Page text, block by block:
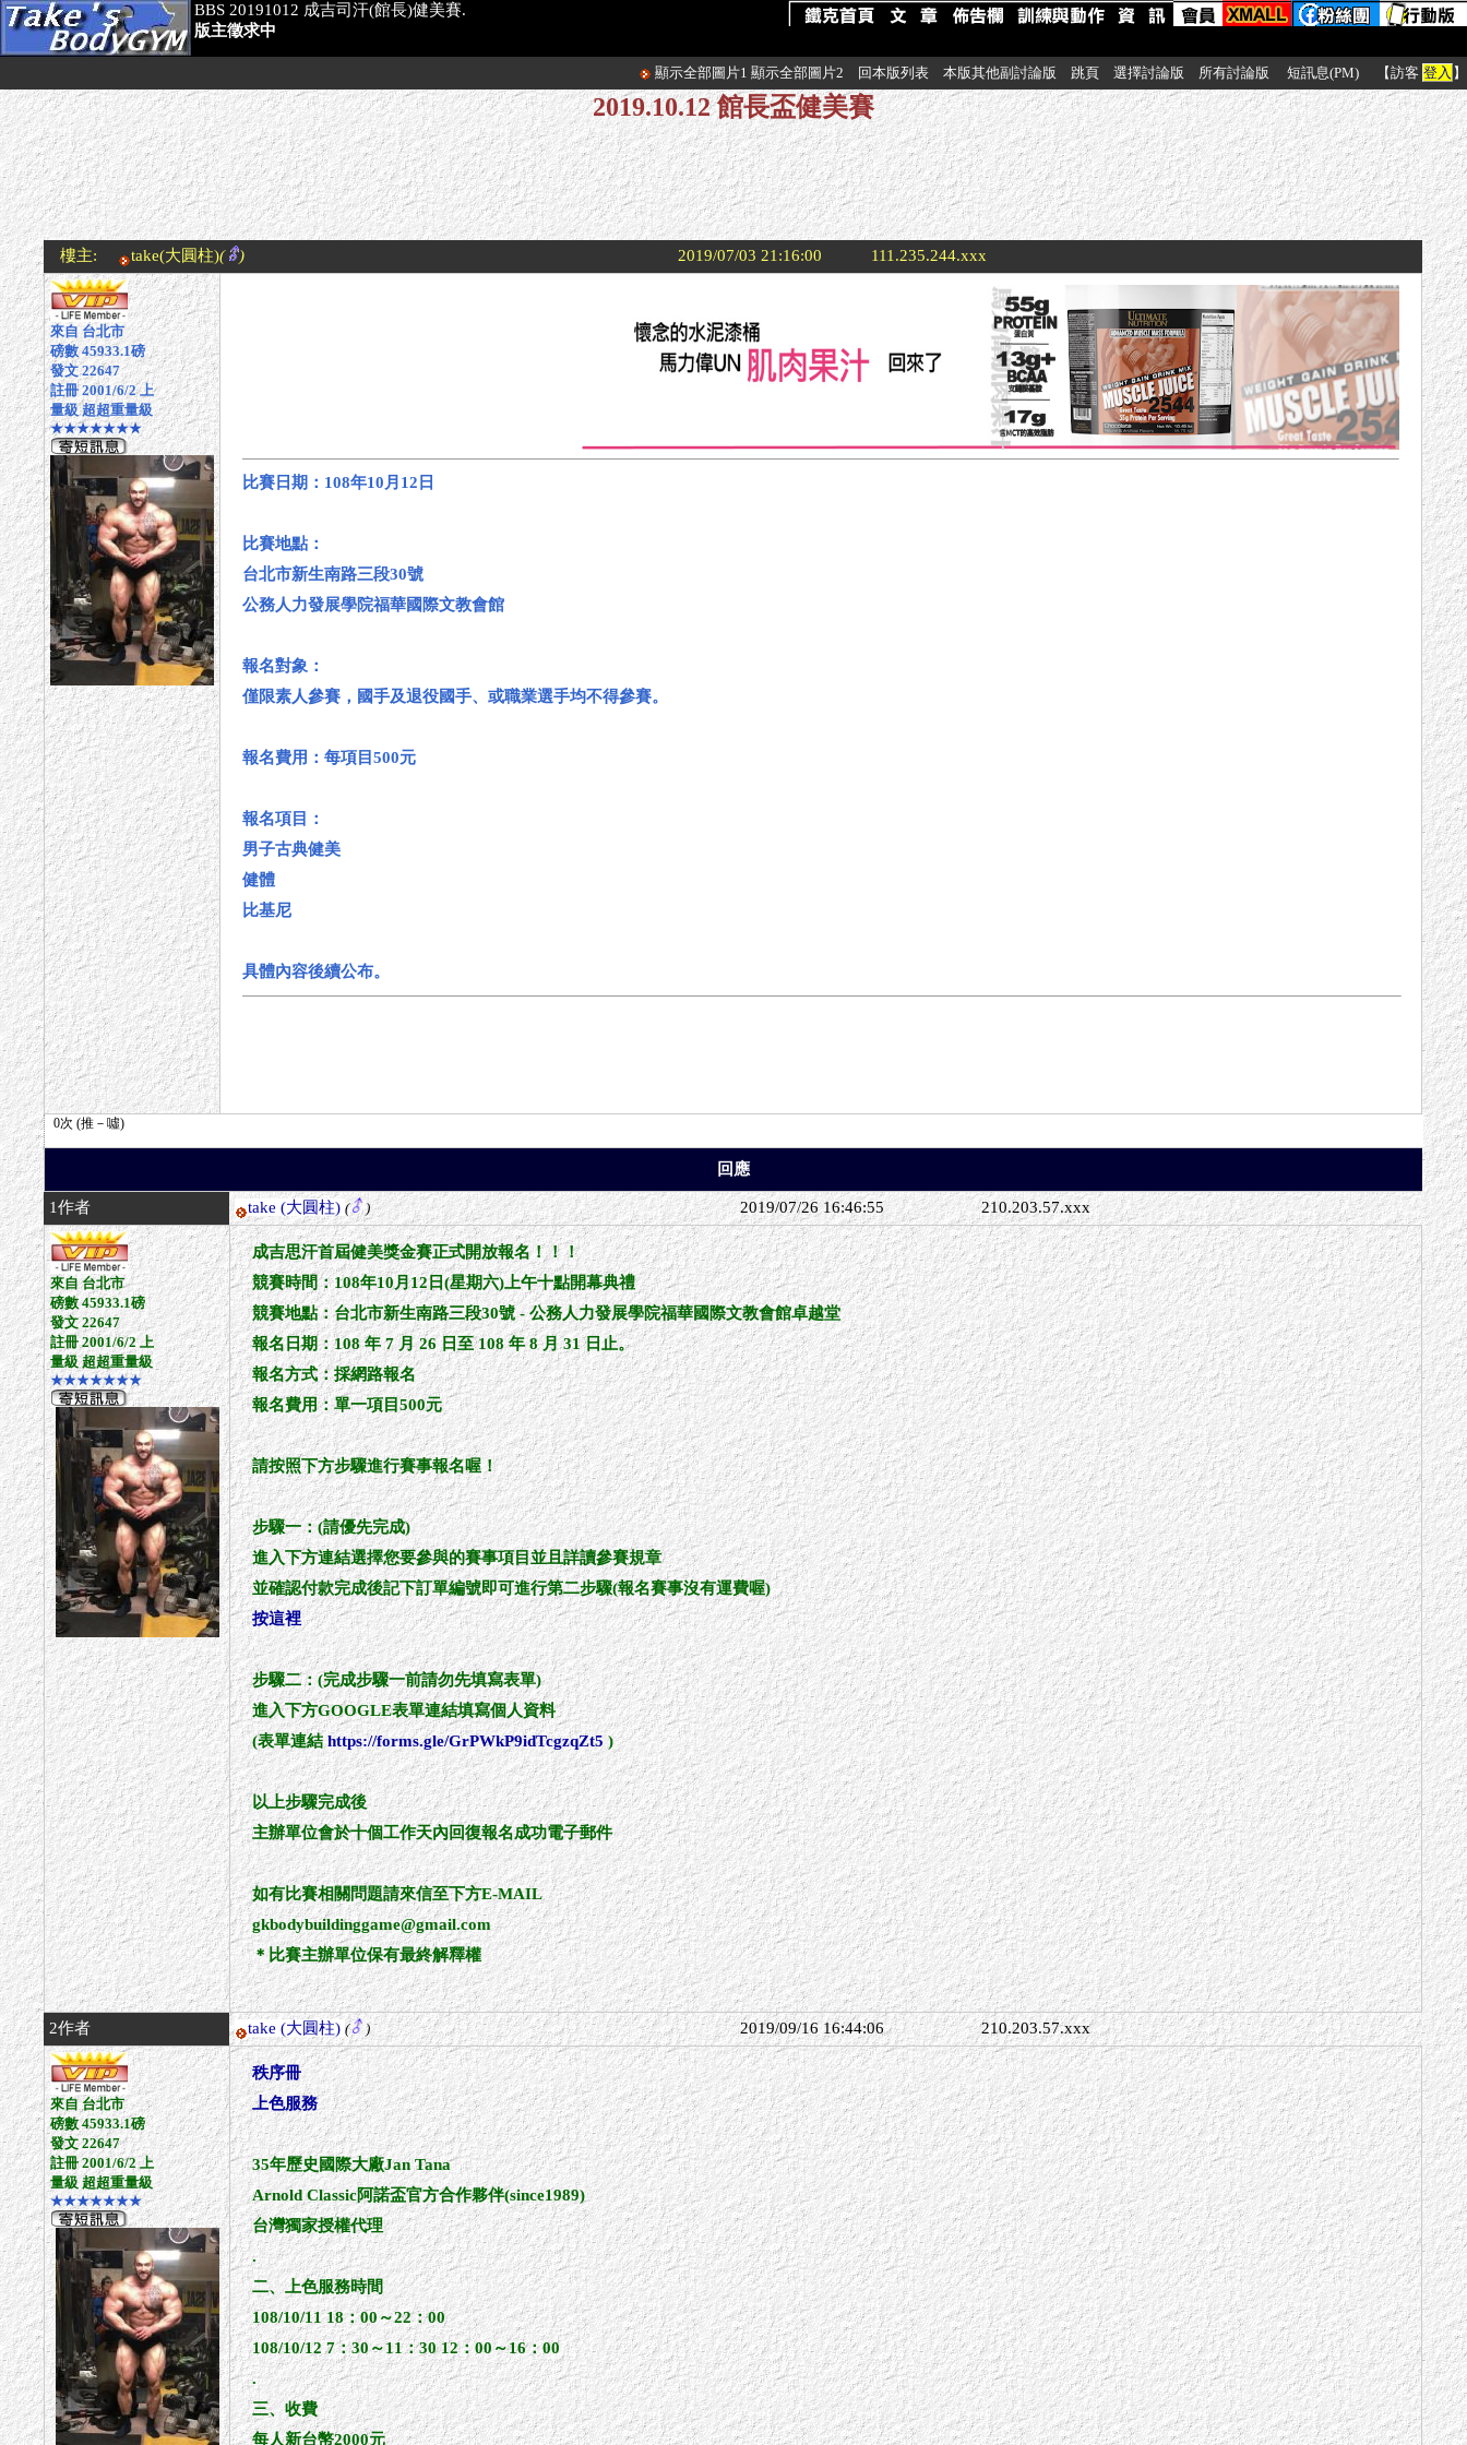
BBS 20191012 成吉司汗(館長)健美賽.
版主徵求中
顯示全部圖片1 顯示全部圖片2 回本版列表 本版其他副討論版 跳頁 選擇討論版 所有討論版 短訊息(PM) 【訪客 登入 】
2019.10.12 館長盃健美賽
樓主: take(大圓柱)( ) 2019/07/03 21:16:00 111.235.244.xxx
來自 台北市
磅數 45933.1磅
發文 22647
註冊 2001/6/2 上
量級 超超重量級
★★★★★★★
比賽日期：108年10月12日
比賽地點：
台北市新生南路三段30號
公務人力發展學院福華國際文教會館
報名對象：
僅限素人參賽，國手及退役國手、或職業選手均不得參賽。
報名費用：每項目500元
報名項目：
男子古典健美
健體
比基尼
具體內容後續公布。
回應
1作者 take (大圓柱) ( ) 2019/07/26 16:46:55 210.203.57.xxx
來自 台北市
磅數 45933.1磅
發文 22647
註冊 2001/6/2 上
量級 超超重量級
★★★★★★★
成吉思汗首屆健美獎金賽正式開放報名！！！
競賽時間：108年10月12日(星期六)上午十點開幕典禮
競賽地點：台北市新生南路三段30號 - 公務人力發展學院福華國際文教會館卓越堂
報名日期：108 年 7 月 26 日至 108 年 8 月 31 日止。
報名方式：採網路報名
報名費用：單一項目500元
請按照下方步驟進行賽事報名喔！
步驟一：(請優先完成)
進入下方連結選擇您要參與的賽事項目並且詳讀參賽規章
並確認付款完成後記下訂單編號即可進行第二步驟(報名賽事沒有運費喔)
按這裡
步驟二：(完成步驟一前請勿先填寫表單)
進入下方GOOGLE表單連結填寫個人資料
(表單連結https://forms.gle/GrPWkP9idTcgzqZt5)
以上步驟完成後
主辦單位會於十個工作天內回復報名成功電子郵件
如有比賽相關問題請來信至下方E-MAIL
gkbodybuildinggame@gmail.com
＊比賽主辦單位保有最終解釋權
2作者 take (大圓柱) ( ) 2019/09/16 16:44:06 210.203.57.xxx
來自 台北市
磅數 45933.1磅
發文 22647
註冊 2001/6/2 上
量級 超超重量級
★★★★★★★
秩序冊
上色服務
35年歷史國際大廠Jan Tana
Arnold Classic阿諾盃官方合作夥伴(since1989)
台灣獨家授權代理
.
二、上色服務時間
108/10/11 18：00～22：00
108/10/12 7：30～11：30 12：00～16：00
.
三、收費
每人新台幣2000元